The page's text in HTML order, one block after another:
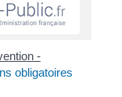
-
obligatoires